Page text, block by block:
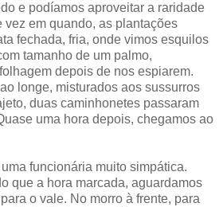
e podíamos aproveitar a raridade
em quando, as plantações
fechada, fria, onde vimos esquilos
tamanho de um palmo,
depois de nos espiarem.
longe, misturados aos sussurros
duas caminhonetes passaram
uma hora depois, chegamos ao
funcionária muito simpática.
que a hora marcada, aguardamos
o vale. No morro à frente, para